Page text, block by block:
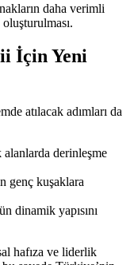
daha verimli
İçin Yeni
atılacak adımları da
alanlarda derinleşme
genç kuşaklara
dinamik yapısını
hafıza ve liderlik